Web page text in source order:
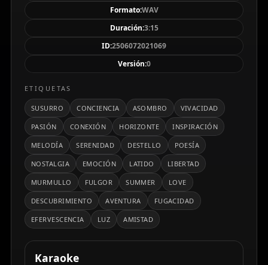
canción transmite una visión idealizada y
cinematográfica de Madrid como el escenario
perfecto de una historia de amor.
Formato:WAV
Duración:3:15
ID:2506072021069
Versión:0
ETIQUETAS
SUSURRO CONCIENCIA ASOMBRO VIVACIDAD
PASIÓN CONEXIÓN HORIZONTE INSPIRACIÓN
MELODÍA SERENIDAD DESTELLO POESÍA
NOSTALGIA EMOCIÓN LATIDO LIBERTAD
MURMULLO FULGOR SUMMER LOVE
DESCUBRIMIENTO AVENTURA FUGACIDAD
EFERVESCENCIA LUZ AMISTAD
Karaoke